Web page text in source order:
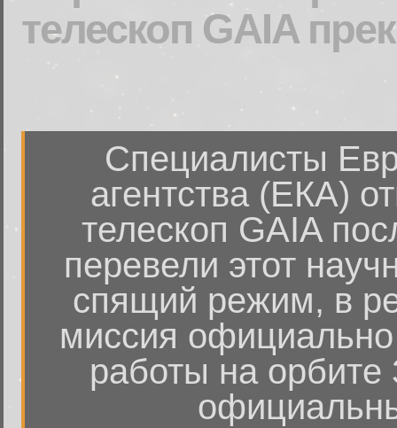
телескоп GAIA
Специалисты
агентства (ЕКА)
телескоп GAIA
перевели этот
спящий режим, в
миссия
работы на